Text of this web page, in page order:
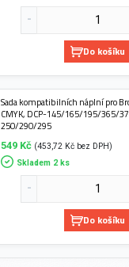
Do košíku
Sada kompatibilních náplní pro
CMYK, DCP-145/165/195/365/
250/290/295
549 Kč (453,72 Kč bez DPH)
Skladem 2 ks
Do košíku